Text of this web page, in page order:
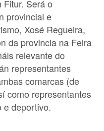
Será o
provincial e
Xosé Regueira,
da provincia na Feira
relevante do
representantes
comarcas (de
como representantes
e deportivo.